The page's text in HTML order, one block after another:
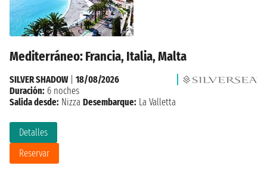
Mediterráneo: Francia, Italia, Malta
Detalles
Reservar
SILVER SHADOW| 18/08/2026
Duración: 6 noches
Salida desde: Nizza Desembarque: La Valletta